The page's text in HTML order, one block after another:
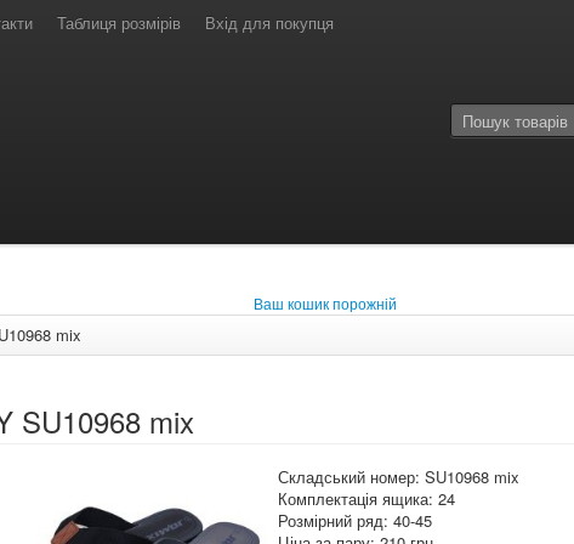
Таблиця розмірів Вхід для покупця
Ваш кошик порожній
mix
SU10968 mix
Складський номер: SU10968 mix
Комплектація ящика: 24
Розмірний ряд: 40-45